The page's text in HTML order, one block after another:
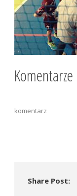
Komentarze
komentarz
Share Post: